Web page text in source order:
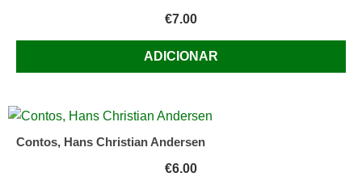
€7.00
ADICIONAR
Contos, Hans Christian Andersen
€6.00